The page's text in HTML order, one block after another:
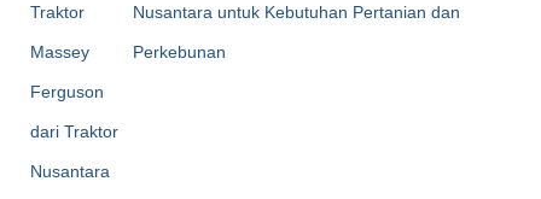
Nusantara untuk Kebutuhan Pertanian dan
Perkebunan